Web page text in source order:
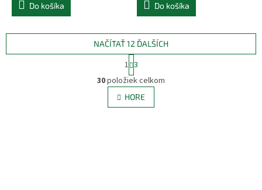
Do košíka Do košíka
O
v
l
á
NAČÍTAŤ 12 ĎALŠÍCH
t
r
á
n
k
1 3
30položiek celkom
HORE